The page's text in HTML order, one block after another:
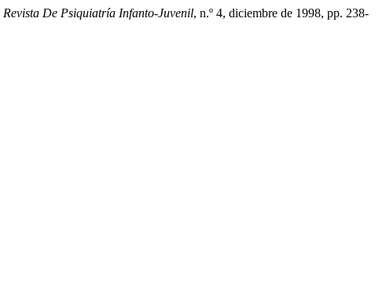
Revista De Psiquiatría Infanto-Juvenil, n.º 4, diciembre de 1998, pp. 238-